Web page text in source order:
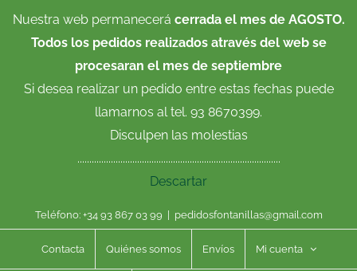
Nuestra web permanecerá cerrada el mes de AGOSTO.
Todos los pedidos realizados através del web se
procesaran el mes de septiembre
Si desea realizar un pedido entre estas fechas puede
llamarnos al tel. 93 8670399.
Disculpen las molestias
.....................................................................................
Descartar
Teléfono: +34 93 867 03 99 pedidosfontanillas@gmail.com
Contacta Quiénes somos Envíos Mi cuenta